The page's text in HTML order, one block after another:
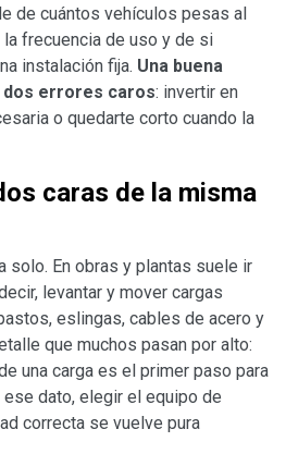
de cuántos vehículos pesas al
frecuencia de uso y de si
instalación fija. Una buena
errores caros: invertir en
o quedarte corto cuando la
caras de la misma
solo. En obras y plantas suele ir
levantar y mover cargas
eslingas, cables de acero y
que muchos pasan por alto:
una carga es el primer paso para
dato, elegir el equipo de
correcta se vuelve pura